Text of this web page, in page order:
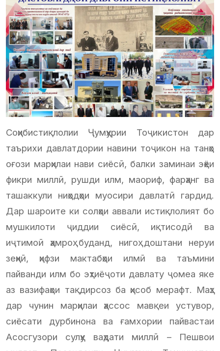
Соҳибистиқлолии Ҷумҳурии Тоҷикистон дар
таърихи давлатдории навини тоҷикон на танҳо
оғози марҳилаи нави сиёсӣ, балки заминаи эҳёи
фикри миллӣ, рушди илм, маориф, фарҳанг ва
ташаккули ниҳодҳои муосири давлатӣ гардид.
Дар шароите ки солҳои аввали истиқлолият бо
мушкилоти ҷиддии сиёсӣ, иқтисодӣ ва
иҷтимоӣ ҳамроҳ буданд, нигоҳ доштани неруи
зеҳнӣ, ҳифзи мактабҳои илмӣ ва таъмини
пайванди илм бо эҳтиёҷоти давлату ҷомеа яке
аз вазифаҳои тақдирсоз ба ҳисоб мерафт. Маҳз
дар чунин марҳилаи ҳассос мавқеи устувор,
сиёсати дурбинона ва ғамхории пайвастаи
Асосгузори сулҳу ваҳдати миллӣ – Пешвои